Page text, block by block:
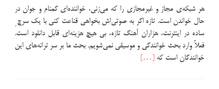
هر شبکه‌ی مجاز و غیرمجازی را که می‌زنی، خواننده‌ای گمنام و جوان در
حال خواندن است. تازه اگر به صوتی‌اش بخواهی قناعت کنی با یک سرچ ِ
ساده در اینترنت، هزاران آهنگ تازه، بی هیچ هزینه‌ای قابل دانلود است.
فعلاً وارد بحث خوانندگی و موسیقی نمی‌شویم. بحث ما بر سر ترانه‌های این
خوانندگان است که اطلاعت
[…]